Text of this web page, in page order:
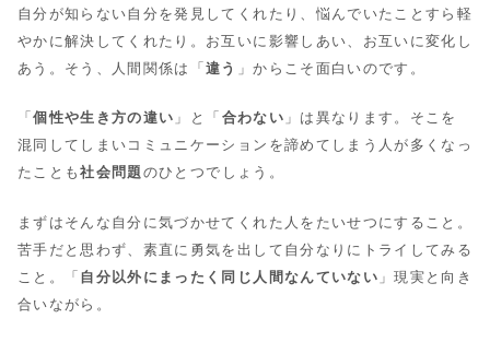
自分が知らない自分を発見してくれたり、悩んでいたことすら軽
やかに解決してくれたり。お互いに影響しあい、お互いに変化し
あう。そう、人間関係は「違う 」からこそ面白いのです。
「個性や生き方の違い 」と「合わない 」は異なります。そこを
混同してしまいコミュニケーションを諦めてしまう人が多くなっ
たことも社会問題のひとつでしょう。
まずはそんな自分に気づかせてくれた人をたいせつにすること。
苦手だと思わず、素直に勇気を出して自分なりにトライしてみる
こと。「自分以外にまったく同じ人間なんていない 」現実と向き
合いながら。